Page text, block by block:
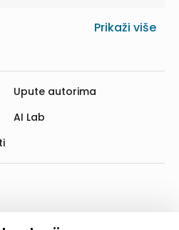
Prikaži više
Upute autorima
AI Lab